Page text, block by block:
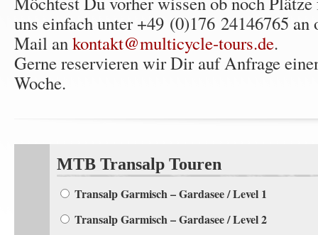
uns einfach unter+49 (0)176 24146765 an
Mail ankontakt@multicycle-tours.de.
Gerne reservieren wir Dir auf Anfrage
Woche.
MTB Transalp Touren
Transalp Garmisch – Gardasee / Level 1
Transalp Garmisch – Gardasee / Level 2